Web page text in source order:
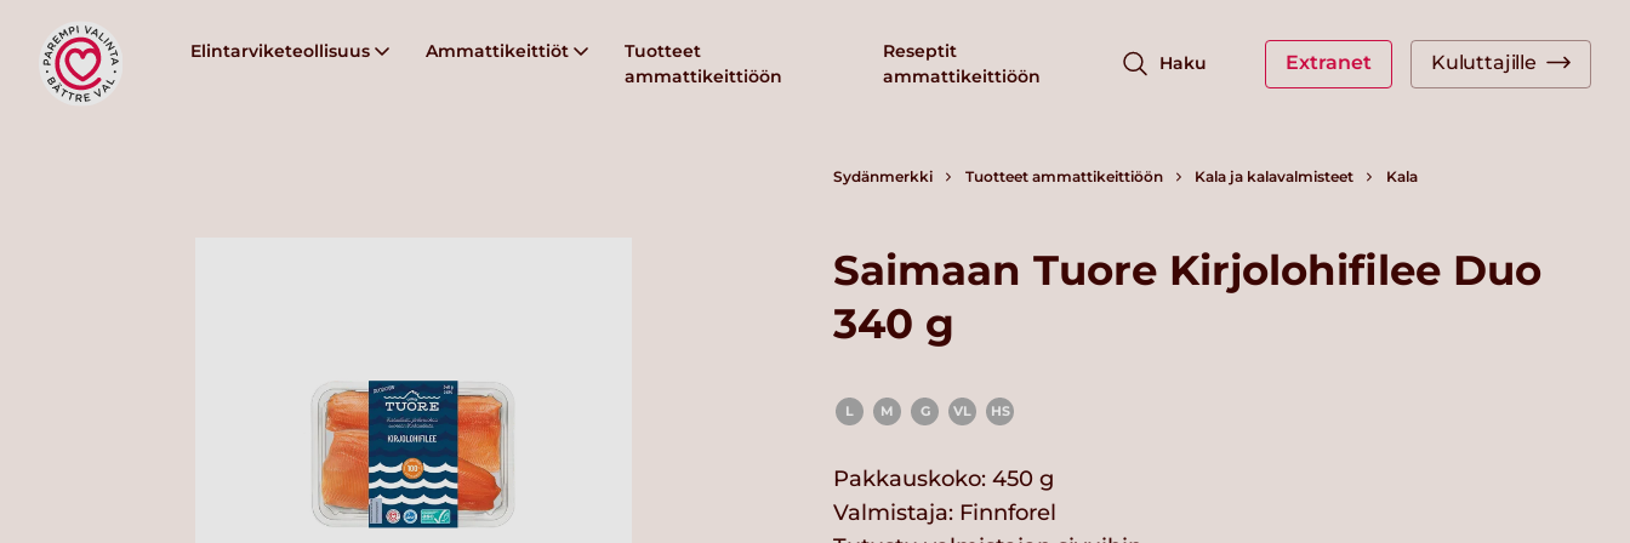
Elintarviketeollisuus Ammattikeittiöt
Tuotteet
ammattikeittiöön
Reseptit
ammattikeittiöön
Haku Extranet Kuluttajille
Sydänmerkki Tuotteet ammattikeittiöön Kala ja kalavalmisteet Kala
Saimaan Tuore Kirjolohifilee Duo
340 g
L M G VL HS
Pakkauskoko: 450 g
Valmistaja: Finnforel